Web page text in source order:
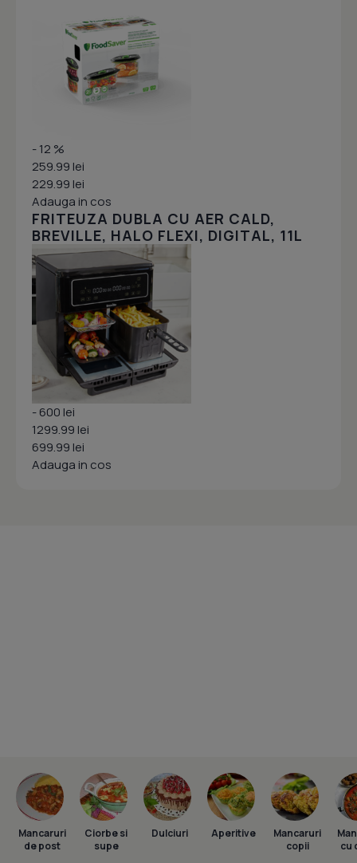
- 12 %
259.99 lei
229.99 lei
Adauga in cos
FRITEUZA DUBLA CU AER CALD,
BREVILLE, HALO FLEXI, DIGITAL, 11L
- 600 lei
1299.99 lei
699.99 lei
Adauga in cos
Mancaruri
de post
Ciorbe si
supe
Dulciuri Aperitive
Mancaruri
copii
cu